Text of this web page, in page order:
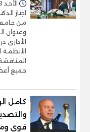
الأحد 18/يناير/2026 - 11:09 ص
اجتاز
من
وعنوان
الأدارى
الأنظمة
جميع
كامل
قوي